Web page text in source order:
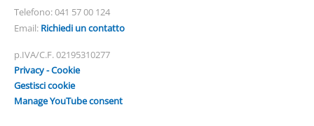
Telefono:041 57 00 124
Email: Richiedi un contatto
p.IVA/C.F. 02195310277
Privacy - Cookie
Gestisci cookie
Manage YouTube consent